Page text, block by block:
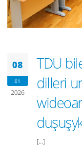
08
01
2026
TDU
dilleri
[...]